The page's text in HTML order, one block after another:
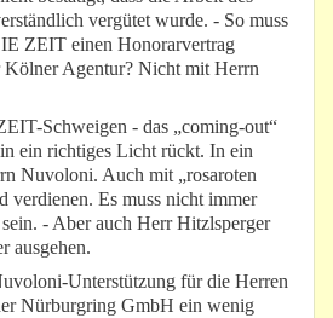
vergütet wurde. - So muss
ZEIT einen Honorarvertrag
Kölner Agentur? Nicht mit Herrn
Schweigen - das „coming-out“
ein richtiges Licht rückt. In ein
Nuvoloni. Auch mit „rosaroten
verdienen. Es muss nicht immer
- Aber auch Herr Hitzlsperger
ausgehen.
Unterstützung für die Herren
Nürburgring GmbH ein wenig